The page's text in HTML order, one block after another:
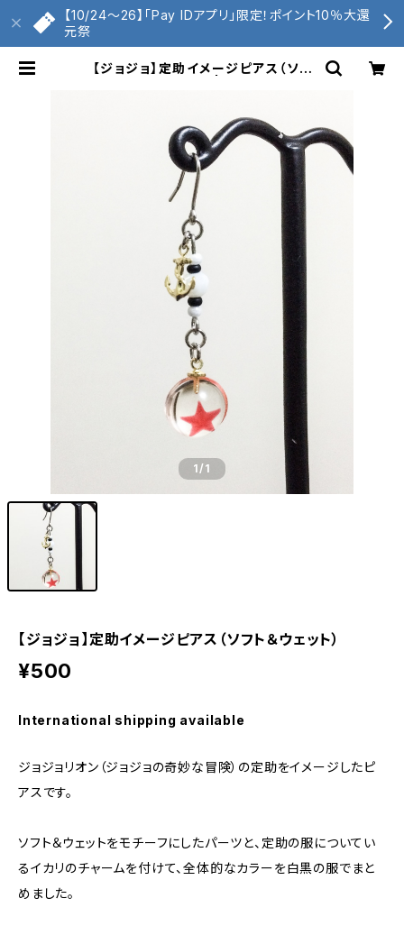
【10/24〜26】「Pay IDアプリ」限定！ポイント10％大還
元祭
【ジョジョ】定助イメージピアス（ソフ
1/1
【ジョジョ】定助イメージピアス（ソフト＆ウェット）
¥500
International shipping available
ジョジョリオン（ジョジョの奇妙な冒険）の定助をイメージしたピ
アスです。
ソフト＆ウェットをモチーフにしたパーツと、定助の服についてい
るイカリのチャームを付けて、全体的なカラーを白黒の服でまと
めました。